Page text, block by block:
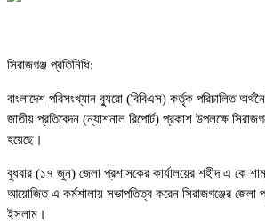
সিরাজগঞ্জ প্রতিনিধি:
বাংলাদেশ পরিসংখ্যান ব্যুরো (বিবিএস) কর্তৃক পরিচালিত
জাতীয় প্রতিবেদন (ন্যাশনাল রিপোর্ট) প্রকাশ উপলক্ষে
হয়েছে।
বুধবার (১৭ জুন) জেলা প্রশাসকের কার্যালয়ের শহীদ এ কে
আয়োজিত এ কর্মশালায় সভাপতিত্ব করেন সিরাজগঞ্জের
ইসলাম।